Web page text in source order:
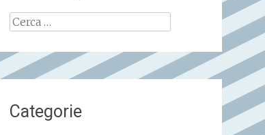
Ricerca
Categorie